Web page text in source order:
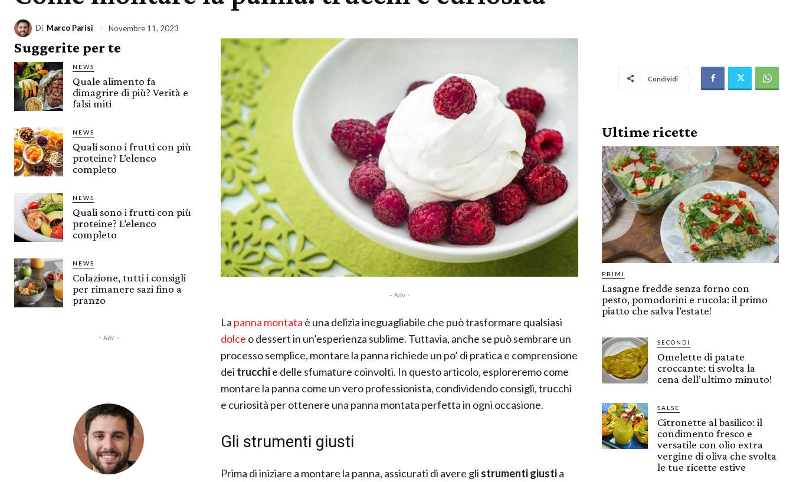
Di Marco Parisi Novembre 11, 2023
Suggerite per te
NEWS
Quale alimento fa
dimagrire di più? Verità e
falsi miti
NEWS
Quali sono i frutti con più
proteine? L’elenco
completo
NEWS
Quali sono i frutti con più
proteine? L’elenco
completo
NEWS
Colazione, tutti i consigli
per rimanere sazi fino a
pranzo
- Adv -
- Adv -
La panna montata è una delizia ineguagliabile che può trasformare qualsiasi
dolce o dessert in un’esperienza sublime. Tuttavia, anche se può sembrare un
processo semplice, montare la panna richiede un po’ di pratica e comprensione
dei trucchie delle sfumature coinvolti. In questo articolo, esploreremo come
montare la panna come un vero professionista, condividendo consigli, trucchi
e curiosità per ottenere una panna montata perfetta in ogni occasione.
Gli strumenti giusti
Prima di iniziare a montare la panna, assicurati di avere gli strumenti giustia
Condividi
Ultime ricette
PRIMI
Lasagne fredde senza forno con
pesto, pomodorini e rucola: il primo
piatto che salva l’estate!
SECONDI
Omelette di patate
croccante: ti svolta la
cena dell’ultimo minuto!
SALSE
Citronette al basilico: il
condimento fresco e
versatile con olio extra
vergine di oliva che svolta
le tue ricette estive